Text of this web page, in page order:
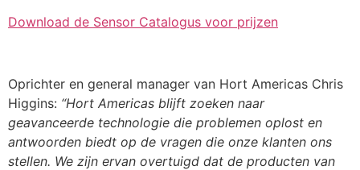
Download de Sensor Catalogus voor prijzen
Oprichter en general manager van Hort Americas Chris
Higgins: “Hort Americas blijft zoeken naar
geavanceerde technologie die problemen oplost en
antwoorden biedt op de vragen die onze klanten ons
stellen. We zijn ervan overtuigd dat de producten van